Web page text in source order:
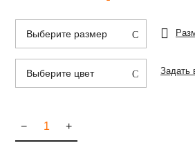
Выберите размер
Выберите цвет Задать
+
−